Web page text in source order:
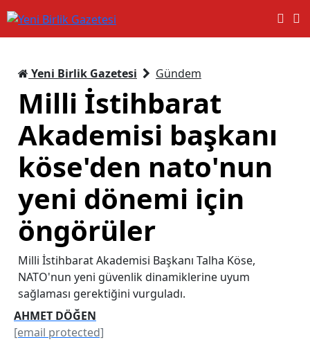
Yeni Birlik Gazetesi Gündem
Milli İstihbarat
Akademisi başkanı
köse'den nato'nun
yeni dönemi için
öngörüler
Milli İstihbarat Akademisi Başkanı Talha Köse,
NATO'nun yeni güvenlik dinamiklerine uyum
sağlaması gerektiğini vurguladı.
AHMET DÖĞEN
[email protected]